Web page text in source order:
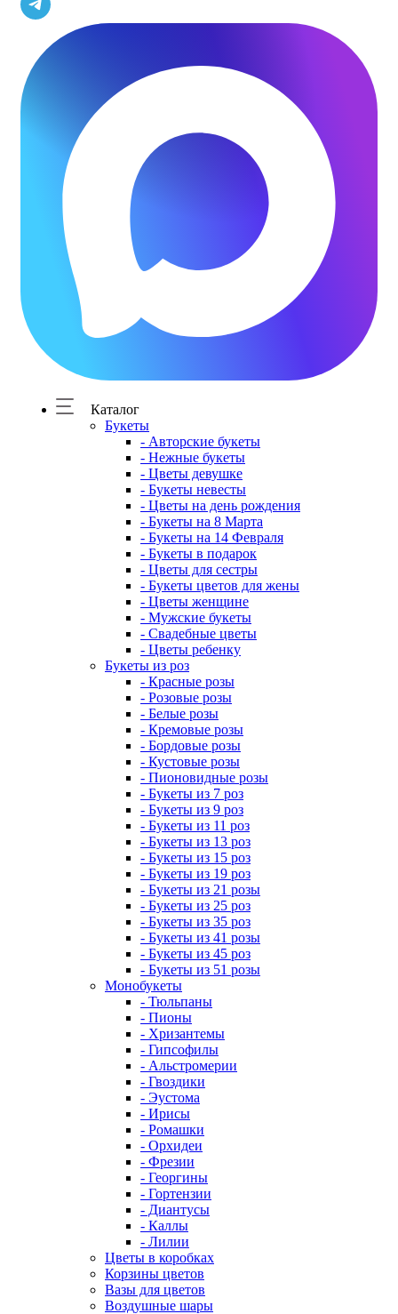
Каталог
Букеты
- Авторские букеты
- Нежные букеты
- Цветы девушке
- Букеты невесты
- Цветы на день рождения
- Букеты на 8 Марта
- Букеты на 14 Февраля
- Букеты в подарок
- Цветы для сестры
- Букеты цветов для жены
- Цветы женщине
- Мужские букеты
- Свадебные цветы
- Цветы ребенку
Букеты из роз
- Красные розы
- Розовые розы
- Белые розы
- Кремовые розы
- Бордовые розы
- Кустовые розы
- Пионовидные розы
- Букеты из 7 роз
- Букеты из 9 роз
- Букеты из 11 роз
- Букеты из 13 роз
- Букеты из 15 роз
- Букеты из 19 роз
- Букеты из 21 розы
- Букеты из 25 роз
- Букеты из 35 роз
- Букеты из 41 розы
- Букеты из 45 роз
- Букеты из 51 розы
Монобукеты
- Тюльпаны
- Пионы
- Хризантемы
- Гипсофилы
- Альстромерии
- Гвоздики
- Эустома
- Ирисы
- Ромашки
- Орхидеи
- Фрезии
- Георгины
- Гортензии
- Диантусы
- Каллы
- Лилии
Цветы в коробках
Корзины цветов
Вазы для цветов
Воздушные шары